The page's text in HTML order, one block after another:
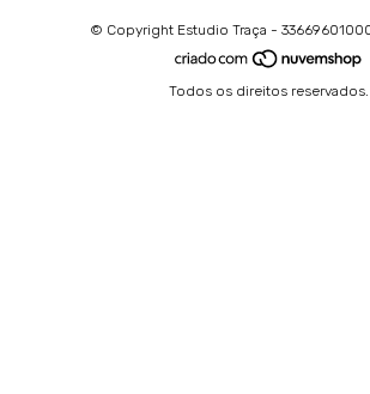
© Copyright Estudio Traça -
Todos os direitos reservados.